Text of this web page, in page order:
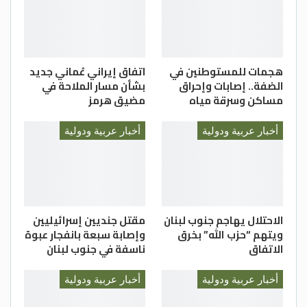
–(بترا)
هجمات للمستوطنين في
الضفة.. إصابات وإحراق
مساكن وسرقة مياه
اتفاق إيراني عُماني جديد
بشأن مسار الملاحة في
مضيق هرمز
أخبار عربية ودولية
الاحتلال يهاجم جنوب لبنان
ويتهم “حزب الله” بخرق
الاتفاق
أخبار عربية ودولية
مقتل جنديين إسرائيليين
وإصابة سبعة بانفجار عبوة
ناسفة في جنوب لبنان
أخبار عربية ودولية أخبار عربية ودولية